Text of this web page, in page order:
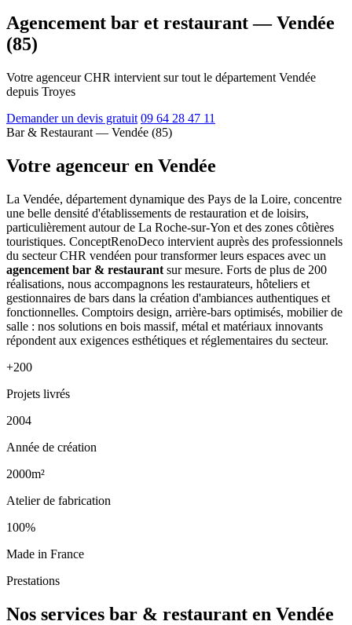
Agencement bar et restaurant — Vendée
(85)
Votre agenceur CHR intervient sur tout le département Vendée
depuis Troyes
Demander un devis gratuit 09 64 28 47 11
Bar & Restaurant — Vendée (85)
Votre agenceur en Vendée
La Vendée, département dynamique des Pays de la Loire, concentre
une belle densité d'établissements de restauration et de loisirs,
particulièrement autour de La Roche-sur-Yon et des zones côtières
touristiques. ConceptRenoDeco intervient auprès des professionnels
du secteur CHR vendéen pour transformer leurs espaces avec un
agencement bar & restaurant sur mesure. Forts de plus de 200
réalisations, nous accompagnons les restaurateurs, hôteliers et
gestionnaires de bars dans la création d'ambiances authentiques et
fonctionnelles. Comptoirs design, arrière-bars optimisés, mobilier de
salle : nos solutions en bois massif, métal et matériaux innovants
répondent aux exigences esthétiques et réglementaires du secteur.
+200
Projets livrés
2004
Année de création
2000m²
Atelier de fabrication
100%
Made in France
Prestations
Nos services bar & restaurant en Vendée